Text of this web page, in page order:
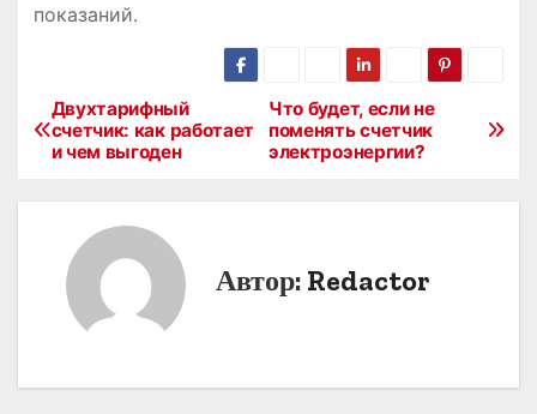
показаний.
Н
Что будет, если не
поменять счетчик
электроэнергии?
Двухтарифный
счетчик: как работает
и чем выгоден
Автор: Redactor